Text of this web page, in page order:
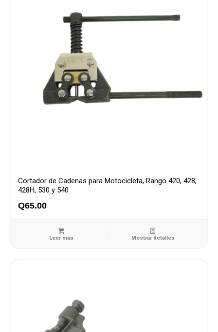
Cortador de Cadenas para Motocicleta, Rango 420, 428,
428H, 530 y 540
Q65.00
Leer más Mostrar detalles